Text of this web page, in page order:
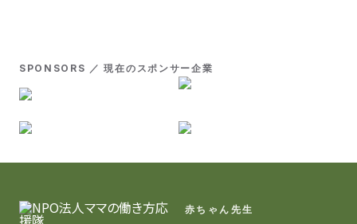
SPONSORS ／ 現在のスポンサー企業
赤ちゃん先生